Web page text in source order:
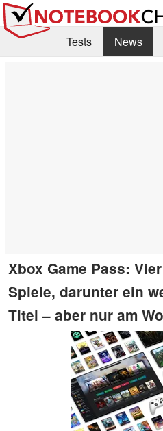
Tests News
Xbox Game Pass:
Spiele, darunter ein
Titel – aber nur am